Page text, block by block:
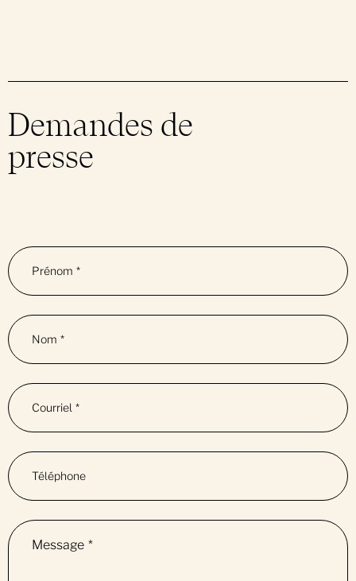
Demandes de
presse
Prénom *
Nom *
Courriel *
Téléphone
Message *